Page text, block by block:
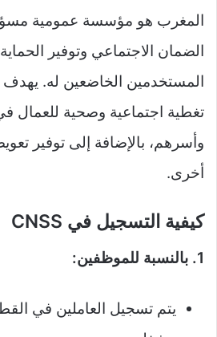
المغرب هو مؤسسة عمومية
الضمان الاجتماعي وتوفير الحماية
المستخدمين الخاضعين له. يهدف
تغطية اجتماعية وصحية للعمال
وأسرهم، بالإضافة إلى توفير
أخرى.
كيفية التسجيل في CNSS
1. بالنسبة للموظفين:
يتم تسجيل العاملين في